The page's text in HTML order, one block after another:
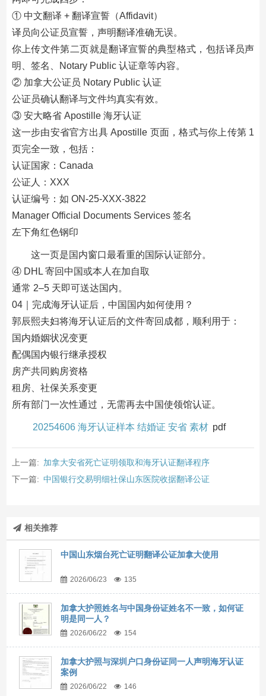
① 中文翻译 + 翻译宣誓（Affidavit）
译员向公证员宣誓，声明翻译准确无误。
你上传文件第二页就是翻译宣誓的典型格式，包括译员声
明、签名、Notary Public 认证章等内容。
② 加拿大公证员 Notary Public 认证
公证员确认翻译与文件均真实有效。
③ 安大略省 Apostille 海牙认证
这一步由安省官方出具 Apostille 页面，格式与你上传第 1
页完全一致，包括：
认证国家：Canada
公证人：XXX
认证编号：如 ON-25-XXX-3822
Manager Official Documents Services 签名
左下角红色钢印
这一页是国内窗口最看重的国际认证部分。
④ DHL 寄回中国或本人在加自取
通常 2–5 天即可送达国内。
04｜完成海牙认证后，中国国内如何使用？
郭辰熙夫妇将海牙认证后的文件寄回成都，顺利用于：
国内婚姻状况变更
配偶国内银行继承授权
房产共同购房资格
租房、社保关系变更
所有部门一次性通过，无需再去中国使领馆认证。
20254606 海牙认证样本 结婚证 安省 素材 pdf
上一篇: 加拿大安省死亡证明领取和海牙认证翻译程序
下一篇: 中国银行交易明细社保山东医院收据翻译公证
相关推荐
中国山东烟台死亡证明翻译公证加拿大使用
2026/06/23 135
加拿大护照姓名与中国身份证姓名不一致，如何证
明是同一人？
2026/06/22 154
加拿大护照与深圳户口身份证同一人声明海牙认证
案例
2026/06/22 146